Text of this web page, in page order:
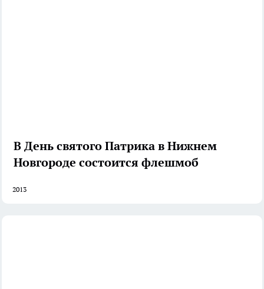
В День святого Патрика в Нижнем
Новгороде состоится флешмоб
2013